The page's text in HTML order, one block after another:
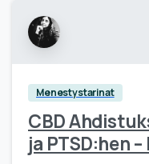
Menestystarinat
CBD
ja PTSD:hen